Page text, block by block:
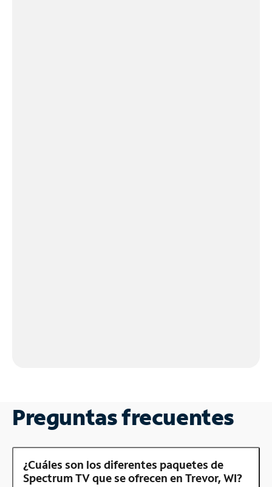
Preguntas frecuentes
¿Cuáles son los diferentes paquetes de
Spectrum TV que se ofrecen en Trevor, WI?